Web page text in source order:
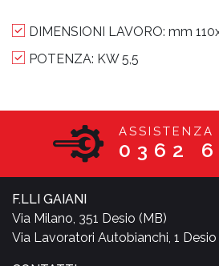
DIMENSIONI LAVORO: mm
POTENZA: KW 5,5
0362
F.LLI GAIANI
Via Milano, 351 Desio (MB)
Via Lavoratori Autobianchi, 1 Desio